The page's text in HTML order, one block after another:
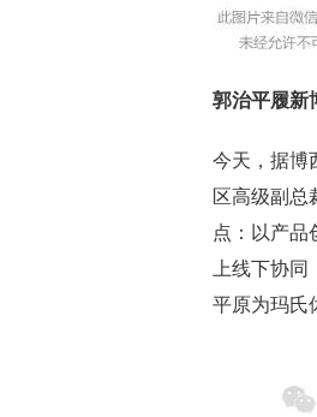
郭治平履新
今天，据博
区高级副总
点：以产品
上线下协
平原为玛氏